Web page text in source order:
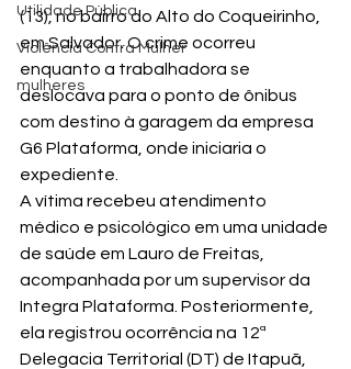
Utilidade Pública
Violência Contra Mulher
mulheres
(13), no bairro do Alto do Coqueirinho,
em Salvador. O crime ocorreu
enquanto a trabalhadora se
deslocava para o ponto de ônibus
com destino à garagem da empresa
G6 Plataforma, onde iniciaria o
expediente.
A vítima recebeu atendimento
médico e psicológico em uma unidade
de saúde em Lauro de Freitas,
acompanhada por um supervisor da
Integra Plataforma. Posteriormente,
ela registrou ocorrência na 12ª
Delegacia Territorial (DT) de Itapuã,